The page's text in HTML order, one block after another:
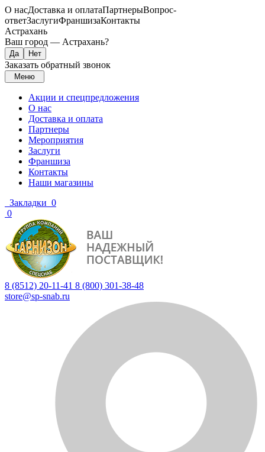
О насДоставка и оплатаПартнерыВопрос-
ответЗаслугиФраншизаКонтакты
Астрахань
Ваш город — Астрахань?
Заказать обратный звонок
Меню
Акции и спецпредложения
О нас
Доставка и оплата
Партнеры
Мероприятия
Заслуги
Франшиза
Контакты
Наши магазины
Закладки 0
0
8 (8512) 20-11-41 8 (800) 301-38-48
store@sp-snab.ru